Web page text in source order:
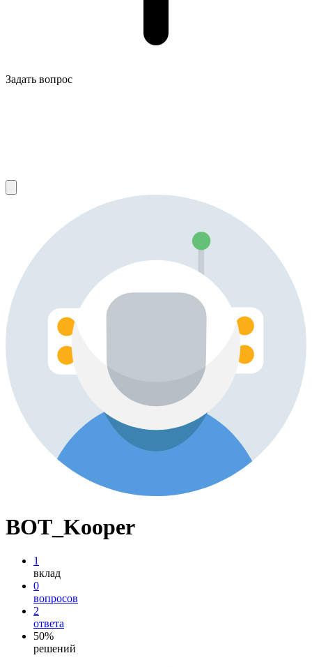
Задать вопрос
BOT_Kooper
1
вклад
0
вопросов
2
ответа
50%
решений